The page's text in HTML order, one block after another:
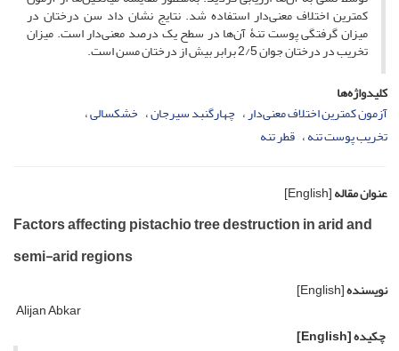
کمترین اختلاف معنی‌دار استفاده شد. نتایج نشان داد سن درختان در
میزان گرفتگی پوست تنۀ آن‌ها در سطح یک درصد معنی‌دار است. میزان
تخریب در درختان جوان 2/5 برابر بیش از درختان مسن است.
کلیدواژه‌ها
آزمون کمترین اختلاف معنی‌دار چهارگنبد سیرجان خشکسالی
تخریب پوست تنه قطر تنه
عنوان مقاله[English]
Factors affecting pistachio tree destruction in arid and
semi-arid regions
نویسنده[English]
Alijan Abkar
چکیده[English]